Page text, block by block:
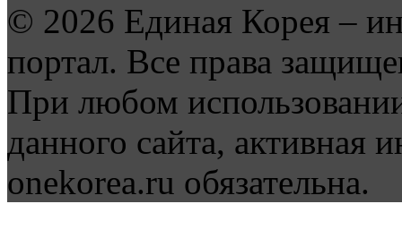
© 2026 Единая Корея –
портал. Все права
При любом
данного сайта, активная
onekorea.ru обязательна.